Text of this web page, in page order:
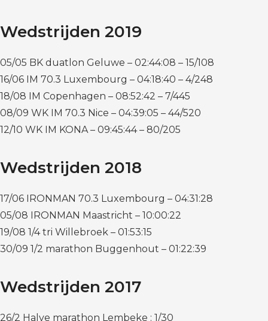
Wedstrijden 2019
05/05 BK duatlon Geluwe – 02:44:08 – 15/108
16/06 IM 70.3 Luxembourg – 04:18:40 – 4/248
18/08 IM Copenhagen – 08:52:42 – 7/445
08/09 WK IM 70.3 Nice – 04:39:05 – 44/520
12/10 WK IM KONA – 09:45:44 – 80/205
Wedstrijden 2018
17/06 IRONMAN 70.3 Luxembourg – 04:31:28
05/08 IRONMAN Maastricht – 10:00:22
19/08 1/4 tri Willebroek – 01:53:15
30/09 1/2 marathon Buggenhout – 01:22:39
Wedstrijden 2017
26/2 Halve marathon Lembeke : 1/30